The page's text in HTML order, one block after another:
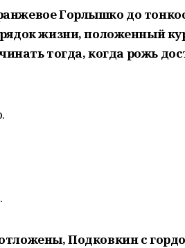
Горлышко до
жизни, положенный
тогда, когда рожь
Подковкин с